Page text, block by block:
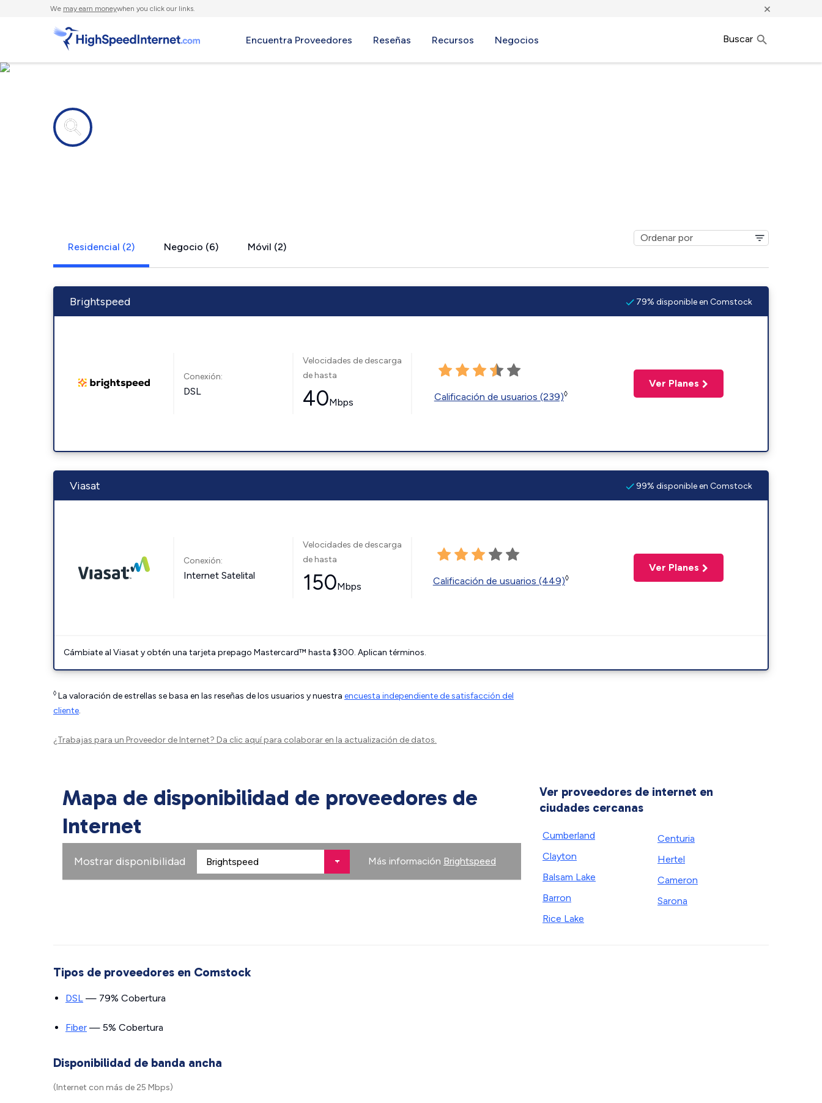
We may earn moneywhen you click our links. ×
Encuentra Proveedores Reseñas Recursos Negocios Buscar
Residencial (2) Negocio (6) Móvil (2)
Brightspeed 79% disponible en Comstock
Conexión:
DSL
Velocidades de descarga
de hasta
40Mbps Calificación de usuarios (239)◊
Ver Planes
Viasat 99% disponible en Comstock
Conexión:
Internet Satelital
Velocidades de descarga
de hasta
150Mbps Calificación de usuarios (449)◊
Ver Planes
Cámbiate al Viasat y obtén una tarjeta prepago Mastercard™ hasta $300. Aplican términos.
◊ La valoración de estrellas se basa en las reseñas de los usuarios y nuestra encuesta independiente de satisfacción del
cliente.
¿Trabajas para un Proveedor de Internet? Da clic aquípara colaborar en la actualización de datos.
Mapa de disponibilidad de proveedores de
Internet
Mostrar disponibilidad Más información Brightspeed
Ver proveedores de internet en
ciudades cercanas
Cumberland
Clayton
Balsam Lake
Barron
Rice Lake
Centuria
Hertel
Cameron
Sarona
Tipos de proveedores en Comstock
DSL — 79% Cobertura
Fiber — 5% Cobertura
Disponibilidad de banda ancha
(Internet con más de 25 Mbps)